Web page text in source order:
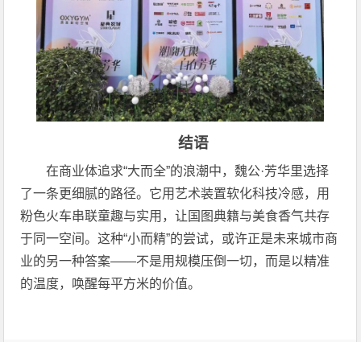
结语
在商业体追求“大而全”的浪潮中，魏公·芳华里选择
了一条更细腻的路径。它用艺术装置软化科技冷感，用
粉色火车串联童趣与实用，让国图典籍与美食香气共存
于同一空间。这种“小而精”的尝试，或许正是未来城市商
业的另一种答案——不是用规模压倒一切，而是以精准
的温度，唤醒每平方米的价值。